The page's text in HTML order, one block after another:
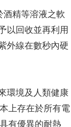
精等溶液之軟
以回收並再利用
外線在數秒內硬
環境及人類健康
上存在於所有電
有優異的耐熱